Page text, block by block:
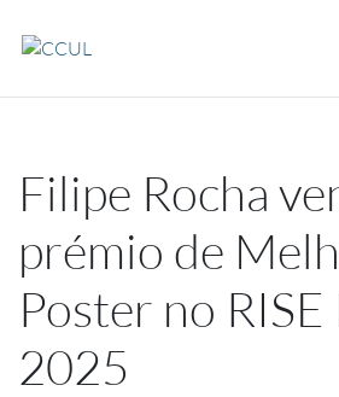
Filipe Rocha
prémio de
Poster no RISE
2025